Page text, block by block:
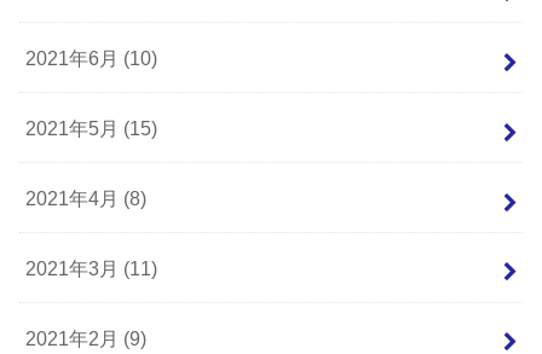
2021年6月 (10)
2021年5月 (15)
2021年4月 (8)
2021年3月 (11)
2021年2月 (9)